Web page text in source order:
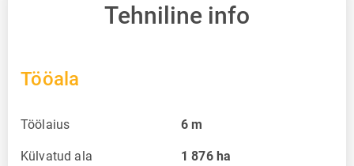
Tehniline info
Tööala
Töölaius 6 m
Külvatud ala 1 876 ha